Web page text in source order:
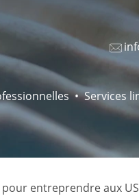
Services
entreprendre aux